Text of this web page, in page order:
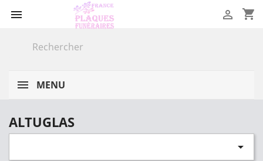
 shopping_cart

MENU
ALTUGLAS
